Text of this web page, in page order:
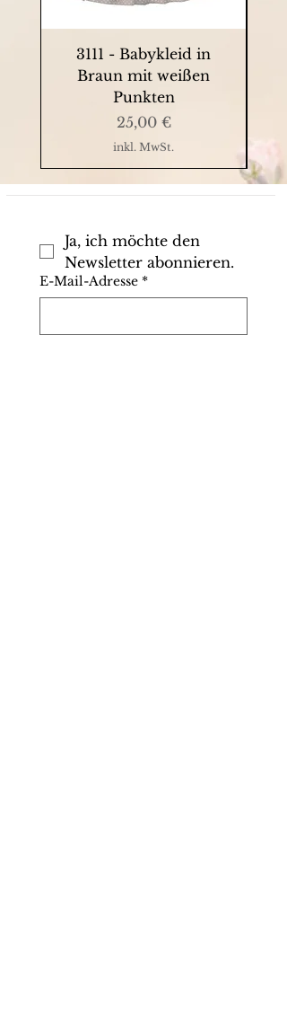
3111 - Babykleid in
Braun mit weißen
Punkten
Preis
25,00 €
inkl. MwSt.
Ja, ich möchte den
Newsletter abonnieren.
E-Mail-Adresse *